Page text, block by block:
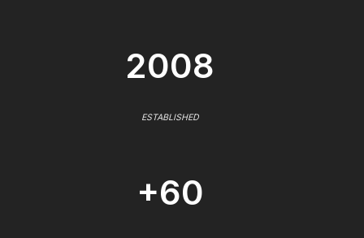
2008
ESTABLISHED
+60